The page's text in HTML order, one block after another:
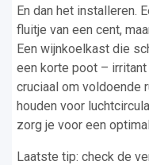
En dan het installeren.
fluitje van een cent,
Een wijnkoelkast die
een korte poot –
cruciaal om voldoende
houden voor
zorg je voor een
Laatste tip: check de